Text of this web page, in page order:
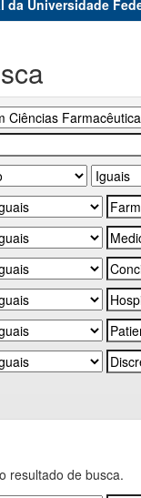
Universidade
resultado de busca.